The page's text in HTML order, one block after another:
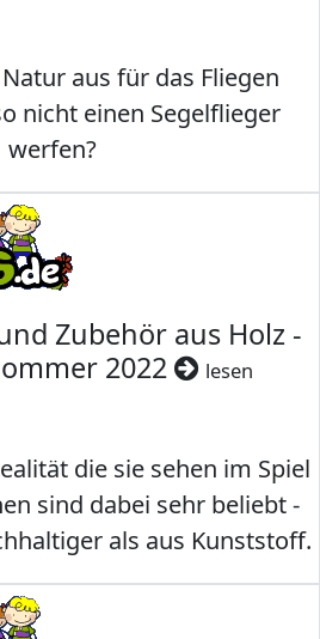
aus für das Fliegen
nicht einen Segelflieger
werfen?
Zubehör aus Holz -
2022
lesen
die sie sehen im Spiel
sind dabei sehr beliebt -
als aus Kunststoff.